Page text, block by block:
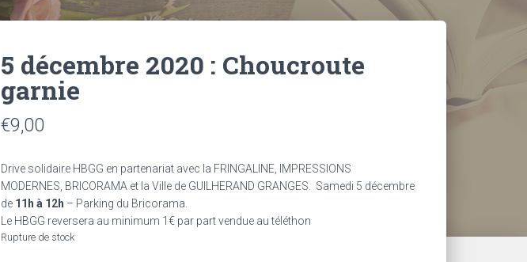
5 décembre 2020 : Choucroute
garnie
€9,00
Drive solidaire HBGG en partenariat avec la FRINGALINE, IMPRESSIONS
MODERNES, BRICORAMA et la Ville de GUILHERAND GRANGES
Samedi 5 décembre
de 11h à 12h – Parking du Bricorama.
Le HBGG reversera au minimum 1€ par part vendue au téléthon
Rupture de stock